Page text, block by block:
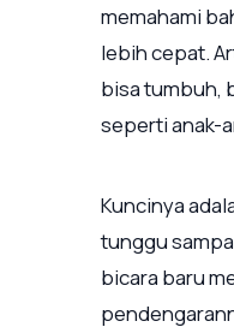
memahami
lebih cepat.
bisa tumbuh,
seperti anak-
Kuncinya
tunggu
bicara baru